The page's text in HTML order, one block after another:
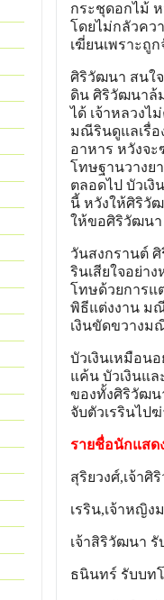
กระชุดอกไม้
โดยไม่กลัวคว
เฆี่ยนเพราะถู
ศิริวัฒนา สนใ
ดิน ศิริวัฒนาล้
ได้ เจ้าหลวง
มณีรินดูแลเรื่อ
อาหาร หวังจ
โทษฐานวางย
ตลอดไป บัวเงิ
นี้ หวังให้ศิริวั
ให้ขอศิริวัฒนา
วันสงกรานต์
รินเสียใจอย่า
โทษด้วยการแ
พิธีแต่งงาน ม
เงินขัดขวางม
บัวเงินเหมือน
แค้น บัวเงินแล
ของทั้งศิริวัฒน
จับตัวเรรินไป
รายชื่อนักแสด
สุริยวงศ์,เจ้า
เรริน,เจ้าหญิ
เจ้าสิริวัฒนา
ธนินทร์ รับบทโ